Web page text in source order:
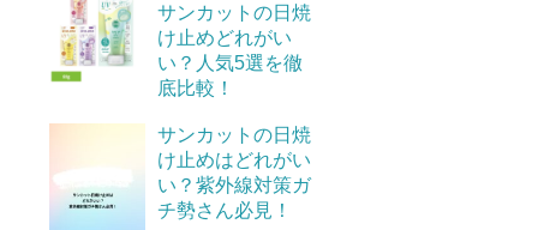
サンカットの日焼
け止めどれがい
い？人気5選を徹
底比較！
サンカットの日焼
け止めはどれがい
い？紫外線対策ガ
チ勢さん必見！